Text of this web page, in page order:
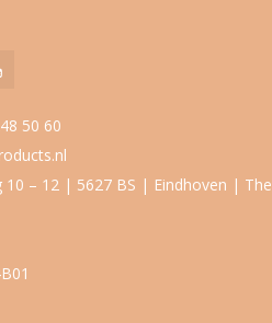
50 60
10 – 12 | 5627 BS | Eindhoven | The